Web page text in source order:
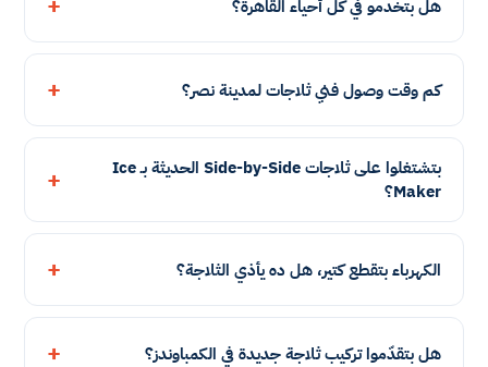
هل بتخدمو في كل أحياء القاهرة؟
كم وقت وصول فني ثلاجات لمدينة نصر؟
بتشتغلوا على ثلاجات Side-by-Side الحديثة بـ Ice
Maker؟
الكهرباء بتقطع كتير، هل ده يأذي الثلاجة؟
هل بتقدّموا تركيب ثلاجة جديدة في الكمباوندز؟